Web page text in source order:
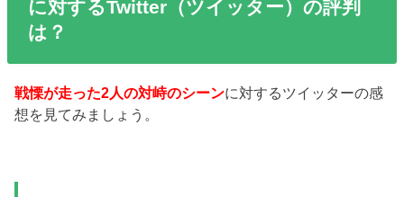
に対するTwitter（ツイッター）の評判
は？
戦慄が走った2人の対峙のシーンに対するツイッターの感
想を見てみましょう。